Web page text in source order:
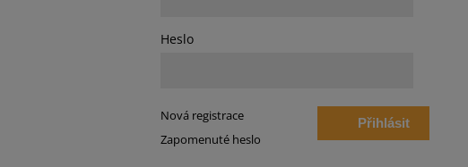
Heslo
Přihlásit
Nová registrace
Zapomenuté heslo